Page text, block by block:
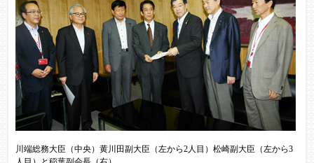
川端総務大臣（中央）黄川田副大臣（左から2人目）松崎副大臣（左から3